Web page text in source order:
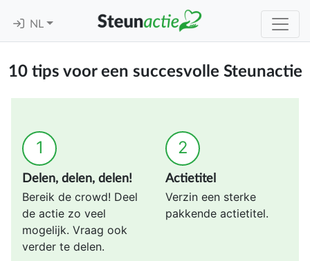
NL
10 tips voor een succesvolle Steunactie
1
Delen, delen, delen!
Bereik de crowd! Deel
de actie zo veel
mogelijk. Vraag ook
verder te delen.
2
Actietitel
Verzin een sterke
pakkende actietitel.